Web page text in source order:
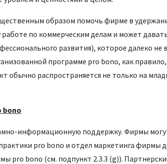
образом помочь фирме в
по коммерческим делам и может
развития), которое далеко
программе pro bono, как
обычно распространяется не только на
bono
информационную поддержку. Фирмы
pro bono и отдел маркетинга
pro bono (см. подпункт 2.3.3 (g)).